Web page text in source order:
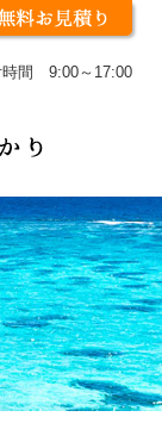
時間 9:00～17:00